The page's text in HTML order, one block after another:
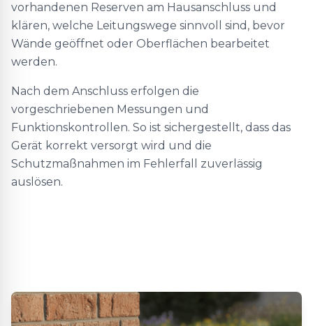
vorhandenen Reserven am Hausanschluss und
klären, welche Leitungswege sinnvoll sind, bevor
Wände geöffnet oder Oberflächen bearbeitet
werden.
Nach dem Anschluss erfolgen die
vorgeschriebenen Messungen und
Funktionskontrollen. So ist sichergestellt, dass das
Gerät korrekt versorgt wird und die
Schutzmaßnahmen im Fehlerfall zuverlässig
auslösen.